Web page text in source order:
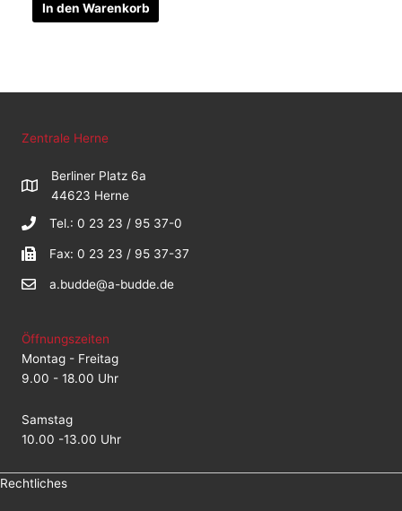
In den Warenkorb
Zentrale Herne
Berliner Platz 6a
44623 Herne
Tel.: 0 23 23 / 95 37-0
Fax: 0 23 23 / 95 37-37
a.budde@a-budde.de
Öffnungszeiten
Montag - Freitag
9.00 - 18.00 Uhr
Samstag
10.00 -13.00 Uhr
Rechtliches